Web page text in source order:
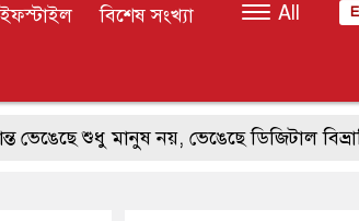
বিশেষ সংখ্যা All
শুধু মানুষ নয়, ভেঙেছে ডিজিটাল বিভ্রান্তির